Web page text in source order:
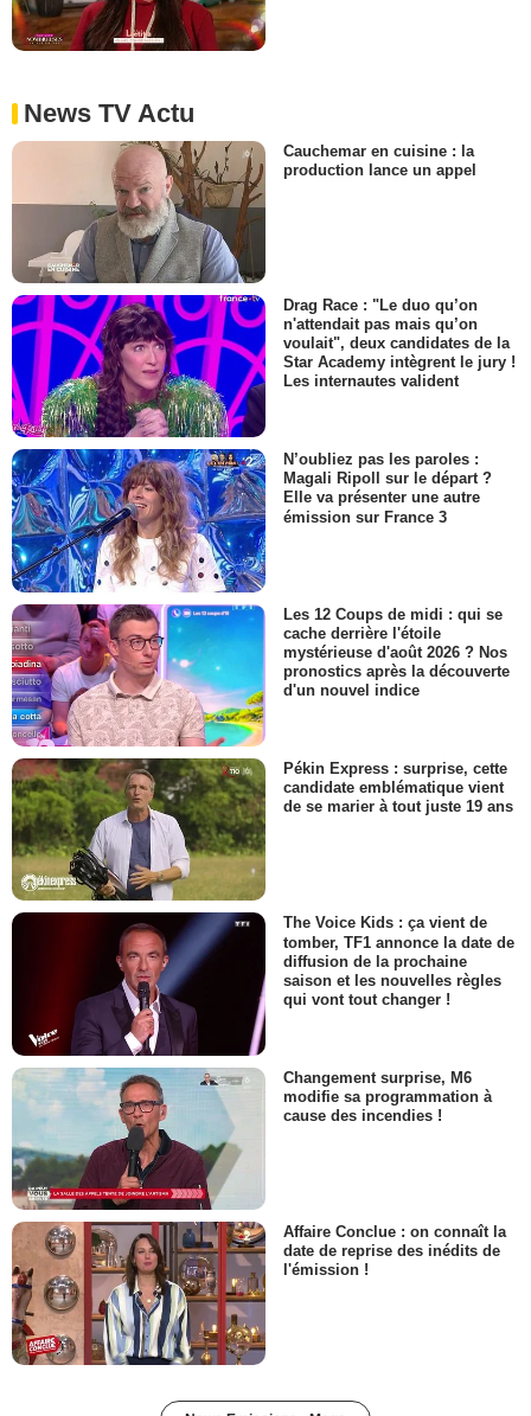
News TV Actu
Cauchemar en cuisine : la
production lance un appel
Drag Race : "Le duo qu’on
n'attendait pas mais qu’on
voulait", deux candidates de la
Star Academy intègrent le jury !
Les internautes valident
N’oubliez pas les paroles :
Magali Ripoll sur le départ ?
Elle va présenter une autre
émission sur France 3
Les 12 Coups de midi : qui se
cache derrière l'étoile
mystérieuse d'août 2026 ? Nos
pronostics après la découverte
d'un nouvel indice
Pékin Express : surprise, cette
candidate emblématique vient
de se marier à tout juste 19 ans
The Voice Kids : ça vient de
tomber, TF1 annonce la date de
diffusion de la prochaine
saison et les nouvelles règles
qui vont tout changer !
Changement surprise, M6
modifie sa programmation à
cause des incendies !
Affaire Conclue : on connaît la
date de reprise des inédits de
l'émission !